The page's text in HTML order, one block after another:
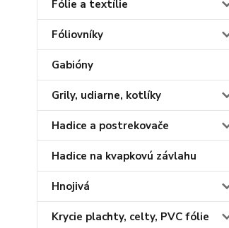
Fólie a textílie
Fóliovníky
Gabióny
Grily, udiarne, kotlíky
Hadice a postrekovače
Hadice na kvapkovú závlahu
Hnojivá
Krycie plachty, celty, PVC fólie